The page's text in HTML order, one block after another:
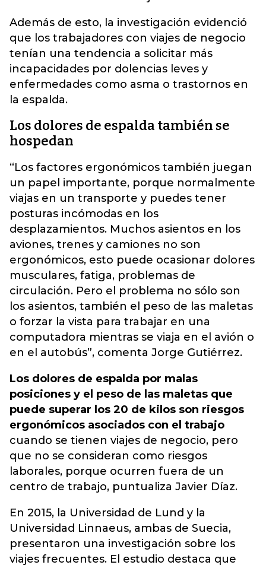
Además de esto, la investigación evidenció
que los trabajadores con viajes de negocio
tenían una tendencia a solicitar más
incapacidades por dolencias leves y
enfermedades como asma o trastornos en
la espalda.
Los dolores de espalda también se
hospedan
“Los factores ergonómicos también juegan
un papel importante, porque normalmente
viajas en un transporte y puedes tener
posturas incómodas en los
desplazamientos. Muchos asientos en los
aviones, trenes y camiones no son
ergonómicos, esto puede ocasionar dolores
musculares, fatiga, problemas de
circulación. Pero el problema no sólo son
los asientos, también el peso de las maletas
o forzar la vista para trabajar en una
computadora mientras se viaja en el avión o
en el autobús”, comenta Jorge Gutiérrez.
Los dolores de espalda por malas
posiciones y el peso de las maletas que
puede superar los 20 de kilos son riesgos
ergonómicos asociados con el trabajo
cuando se tienen viajes de negocio, pero
que no se consideran como riesgos
laborales, porque ocurren fuera de un
centro de trabajo, puntualiza Javier Díaz.
En 2015, la Universidad de Lund y la
Universidad Linnaeus, ambas de Suecia,
presentaron una investigación sobre los
viajes frecuentes. El estudio destaca que